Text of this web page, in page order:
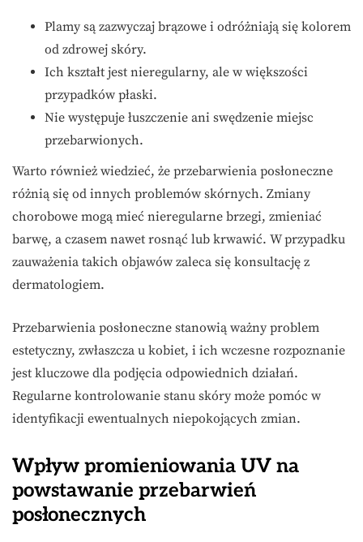
Plamy są zazwyczaj brązowe i odróżniają się kolorem
od zdrowej skóry.
Ich kształt jest nieregularny, ale w większości
przypadków płaski.
Nie występuje łuszczenie ani swędzenie miejsc
przebarwionych.
Warto również wiedzieć, że przebarwienia posłoneczne
różnią się od innych problemów skórnych. Zmiany
chorobowe mogą mieć nieregularne brzegi, zmieniać
barwę, a czasem nawet rosnąć lub krwawić. W przypadku
zauważenia takich objawów zaleca się konsultację z
dermatologiem.
Przebarwienia posłoneczne stanowią ważny problem
estetyczny, zwłaszcza u kobiet, i ich wczesne rozpoznanie
jest kluczowe dla podjęcia odpowiednich działań.
Regularne kontrolowanie stanu skóry może pomóc w
identyfikacji ewentualnych niepokojących zmian.
Wpływ promieniowania UV na
powstawanie przebarwień
posłonecznych